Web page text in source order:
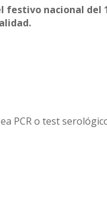
festivo nacional del
PCR o test